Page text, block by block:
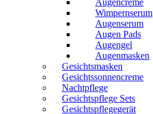
Augencreme
Wimpernserum
Augenserum
Augen Pads
Augengel
Augenmasken
Gesichtsmasken
Gesichtssonnencreme
Nachtpflege
Gesichtspflege Sets
Gesichtspflegegerät